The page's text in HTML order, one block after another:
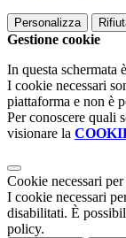
Personalizza
Gestione cookie
In questa schermata
I cookie necessari
piattaforma e non è
Per conoscere quali
visionare la
Cookie necessari
I cookie necessari
disabilitati. È
policy.